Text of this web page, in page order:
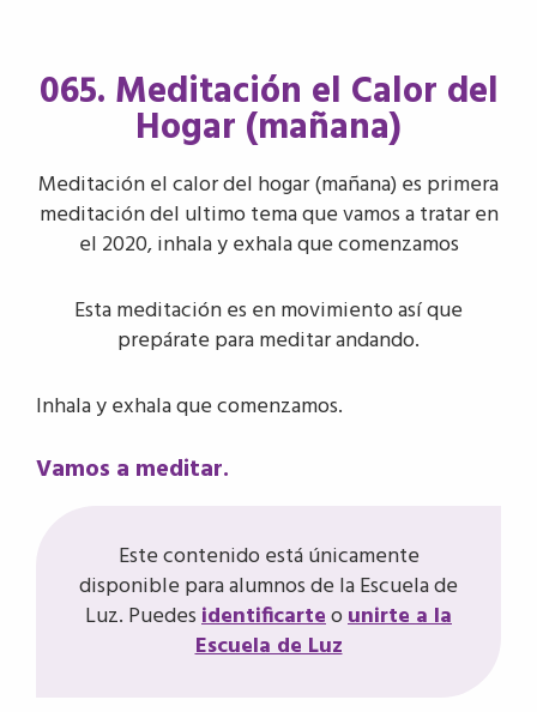
065. Meditación el Calor del
Hogar (mañana)
Meditación el calor del hogar (mañana) es primera
meditación del ultimo tema que vamos a tratar en
el 2020, inhala y exhala que comenzamos
Esta meditación es en movimiento así que
prepárate para meditar andando.
Inhala y exhala que comenzamos.
Vamos a meditar.
Este contenido está únicamente
disponible para alumnos de la Escuela de
Luz. Puedesidentificarteounirte a la
Escuela de Luz